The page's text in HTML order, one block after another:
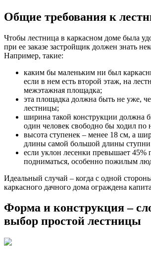
Общие требования к
Чтобы лестница в каркасном доме была
при ее заказе застройщик должен знать
Например, такие:
каким бы маленьким ни был
если в нем есть второй этаж, на
межэтажная площадка;
эта площадка должна быть не уже,
лестницы;
ширина такой конструкции должна
один человек свободно бы ходил по
высота ступенек – менее 18 см, а
длины самой большой длины ступни
если уклон лесенки превышает 45%
подниматься, особенно пожилым
Идеальный случай – когда с одной
каркасного дачного дома ограждена
Форма и конструкция –
выбор простой лестницы